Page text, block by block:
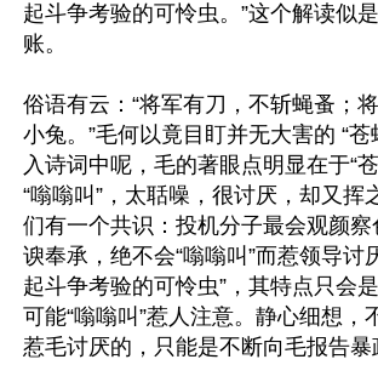
起斗争考验的可怜虫。”这个解读似
账。
俗语有云：“将军有刀，不斩蝇蚤；
小兔。”毛何以竟目盯并无大害的 “苍
入诗词中呢，毛的著眼点明显在于“苍
“嗡嗡叫”，太聒噪，很讨厌，却又挥
们有一个共识：投机分子最会观颜
谀奉承，绝不会“嗡嗡叫”而惹领导讨
起斗争考验的可怜虫”，其特点只会
可能“嗡嗡叫”惹人注意。静心细想，
惹毛讨厌的，只能是不断向毛报告